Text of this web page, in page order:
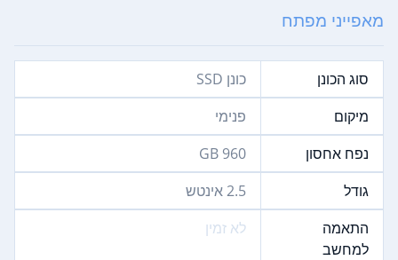
מאפייני מפתח
סוג הכונן
כונן SSD
מיקום
פנימי
נפח אחסון
960 GB
גודל
2.5 אינטש
התאמה
למחשב
לא זמין